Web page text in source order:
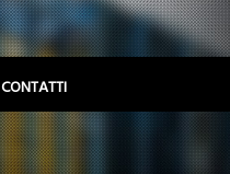
CONTATTI